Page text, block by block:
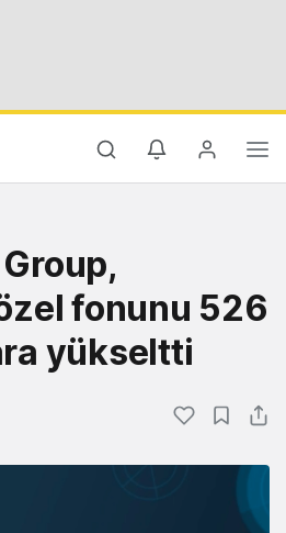
fonunu 526
yükseltti